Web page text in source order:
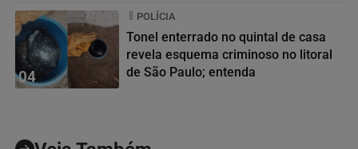
04
POLÍCIA
Tonel enterrado no quintal de casa
revela esquema criminoso no litoral
de São Paulo; entenda